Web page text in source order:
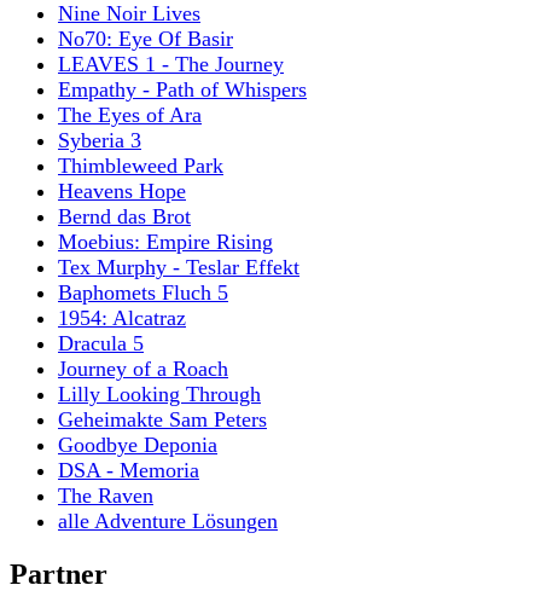
Nine Noir Lives
No70: Eye Of Basir
LEAVES 1 - The Journey
Empathy - Path of Whispers
The Eyes of Ara
Syberia 3
Thimbleweed Park
Heavens Hope
Bernd das Brot
Moebius: Empire Rising
Tex Murphy - Teslar Effekt
Baphomets Fluch 5
1954: Alcatraz
Dracula 5
Journey of a Roach
Lilly Looking Through
Geheimakte Sam Peters
Goodbye Deponia
DSA - Memoria
The Raven
alle Adventure Lösungen
Partner